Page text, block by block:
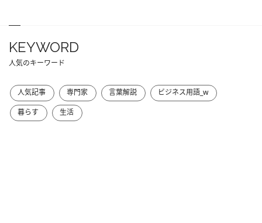
KEYWORD
人気のキーワード
人気記事 専門家 言葉解説
ビジネス用語_w
暮らす
生活